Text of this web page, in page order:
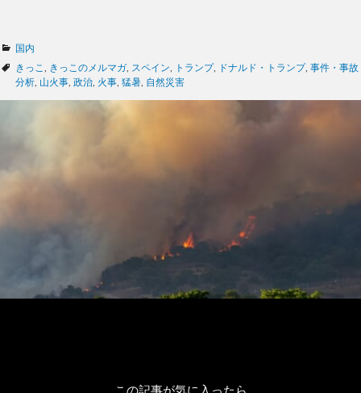
カ
テ
ゴ
国内
タ
グ
きっこ きっこのメルマガ スペイン トランプ, ドナルド・トランプ, 事件・事故
分析 山火事 政治 火事 猛暑 自然災害